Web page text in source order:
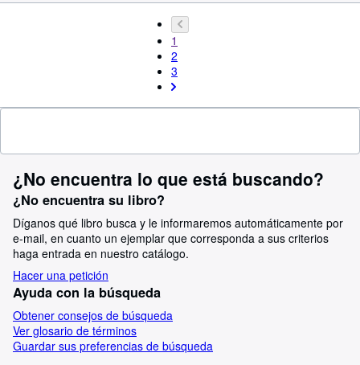
1
2
3
¿No encuentra lo que está buscando?
¿No encuentra su libro?
Díganos qué libro busca y le informaremos automáticamente por
e-mail, en cuanto un ejemplar que corresponda a sus criterios
haga entrada en nuestro catálogo.
Hacer una petición
Ayuda con la búsqueda
Obtener consejos de búsqueda
Ver glosario de términos
Guardar sus preferencias de búsqueda